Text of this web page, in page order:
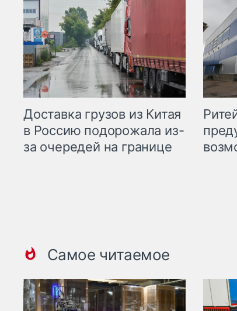
Доставка грузов из Китая
в Россию подорожала из-
за очередей на границе
Самое читаемое